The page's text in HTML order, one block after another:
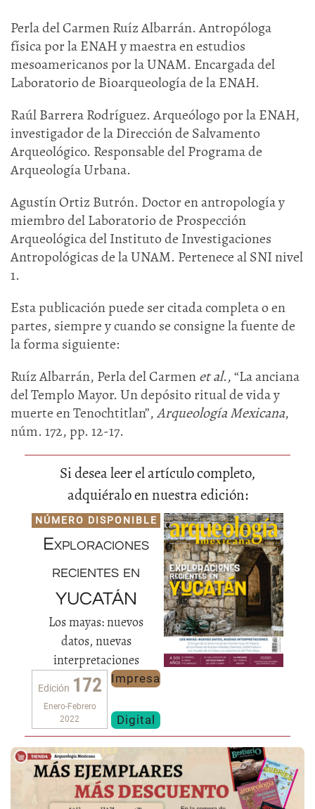
Perla del Carmen Ruíz Albarrán. Antropóloga
física por la ENAH y maestra en estudios
mesoamericanos por la UNAM. Encargada del
Laboratorio de Bioarqueología de la ENAH.
Raúl Barrera Rodríguez. Arqueólogo por la ENAH,
investigador de la Dirección de Salvamento
Arqueológico. Responsable del Programa de
Arqueología Urbana.
Agustín Ortiz Butrón. Doctor en antropología y
miembro del Laboratorio de Prospección
Arqueológica del Instituto de Investigaciones
Antropológicas de la UNAM. Pertenece al SNI nivel
1.
Esta publicación puede ser citada completa o en
partes, siempre y cuando se consigne la fuente de
la forma siguiente:
Ruíz Albarrán, Perla del Carmenet al., “La anciana
del Templo Mayor. Un depósito ritual de vida y
muerte en Tenochtitlan”,Arqueología Mexicana,
núm. 172, pp. 12-17.
Si desea leer el artículo completo,
adquiéralo en nuestra edición:
NÚMERO DISPONIBLE
Exploraciones
recientes en
YUCATÁN
Los mayas: nuevos
datos, nuevas
interpretaciones
Edición 172
Enero-Febrero
2022
Impresa
Digital